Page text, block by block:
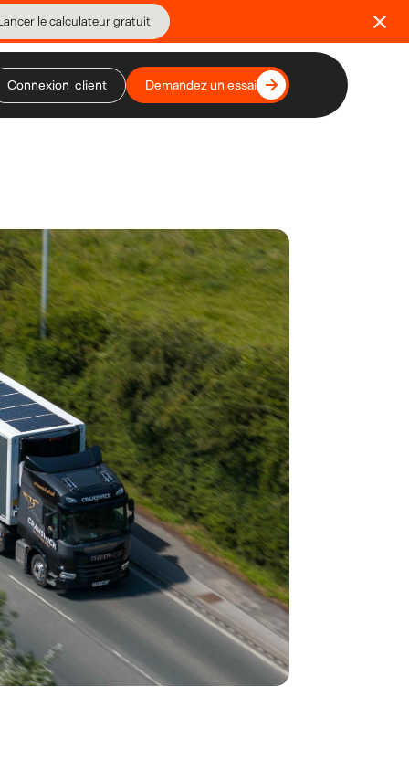
le calculateur gratuit
Connexion client Demandez un essai